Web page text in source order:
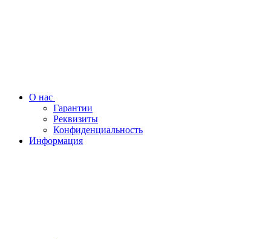
О нас
Гарантии
Реквизиты
Конфиденциальность
Информация